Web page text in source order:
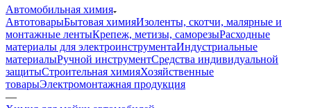
Автомобильная химия
АвтотоварыБытовая химияИзоленты, скотчи, малярные и
монтажные лентыКрепеж, метизы, саморезыРасходные
материалы для электроинструментаИндустриальные
материалыРучной инструментСредства индивидуальной
защитыСтроительная химияХозяйственные
товарыЭлектромонтажная продукция
—